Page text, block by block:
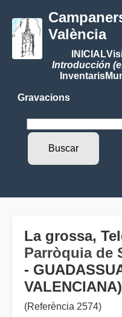
València
INICIAL
Introducción
Inventaris
Gravacions
La grossa,
Parròquia de
-
VALENCIANA)
(Referència 2574)